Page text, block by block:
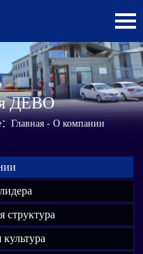
ДЕВО
Главная - О компании
структура